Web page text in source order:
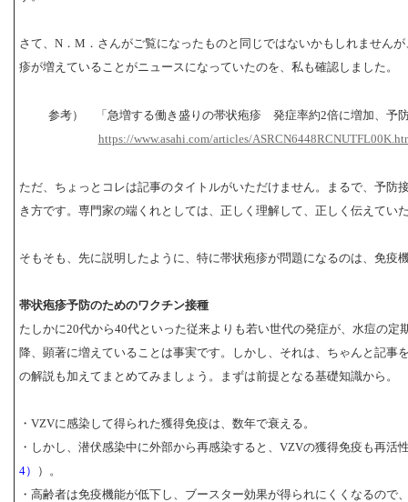
さて、N．M．さんがご覧になったものと同じではないかもしれません
疹が増えていることがニュースになっていたのを、私も確認しました。
参考）
「急増する働き盛りの帯状疱疹 発症率約2倍に増加、予
https://www.asahi.com/articles/
ただ、ちょっとコレは記事のタイトルがいただけません。まるで、予防
き方です。専門家の端くれとしては、正しく理解して、正しく伝えてい
そもそも、先に説明したように、特に帯状疱疹が問題になるのは、免疫
帯状疱疹予防のためのワクチン接種
たしかに20代から40代といった従来よりも若い世代の発症が、水痘の定
降、顕著に増えていることは事実です。しかし、それは、ちゃんと記事
の解説も加えてまとめてみましょう。まずは前提となる基礎知識から。
・VZVに感染して得られた獲得免疫は、数年で衰える。
・しかし、潜伏感染中に外部から再感染すると、VZVの獲得免疫も再活
4）
）。
・高齢者は免疫機能が低下し、ブースター効果が得られにくくなるので